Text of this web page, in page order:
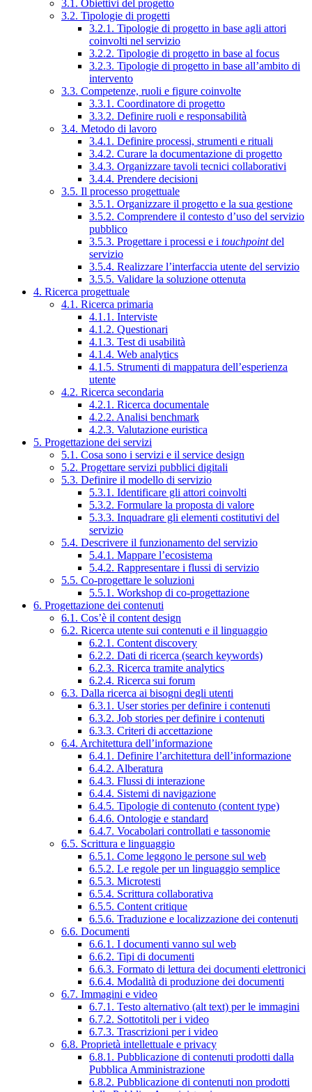
3.1. Obiettivi del progetto
3.2. Tipologie di progetti
3.2.1. Tipologie di progetto in base agli attori
coinvolti nel servizio
3.2.2. Tipologie di progetto in base al focus
3.2.3. Tipologie di progetto in base all’ambito di
intervento
3.3. Competenze, ruoli e figure coinvolte
3.3.1. Coordinatore di progetto
3.3.2. Definire ruoli e responsabilità
3.4. Metodo di lavoro
3.4.1. Definire processi, strumenti e rituali
3.4.2. Curare la documentazione di progetto
3.4.3. Organizzare tavoli tecnici collaborativi
3.4.4. Prendere decisioni
3.5. Il processo progettuale
3.5.1. Organizzare il progetto e la sua gestione
3.5.2. Comprendere il contesto d’uso del servizio
pubblico
3.5.3. Progettare i processi e i touchpointdel
servizio
3.5.4. Realizzare l’interfaccia utente del servizio
3.5.5. Validare la soluzione ottenuta
4. Ricerca progettuale
4.1. Ricerca primaria
4.1.1. Interviste
4.1.2. Questionari
4.1.3. Test di usabilità
4.1.4. Web analytics
4.1.5. Strumenti di mappatura dell’esperienza
utente
4.2. Ricerca secondaria
4.2.1. Ricerca documentale
4.2.2. Analisi benchmark
4.2.3. Valutazione euristica
5. Progettazione dei servizi
5.1. Cosa sono i servizi e il service design
5.2. Progettare servizi pubblici digitali
5.3. Definire il modello di servizio
5.3.1. Identificare gli attori coinvolti
5.3.2. Formulare la proposta di valore
5.3.3. Inquadrare gli elementi costitutivi del
servizio
5.4. Descrivere il funzionamento del servizio
5.4.1. Mappare l’ecosistema
5.4.2. Rappresentare i flussi di servizio
5.5. Co-progettare le soluzioni
5.5.1. Workshop di co-progettazione
6. Progettazione dei contenuti
6.1. Cos’è il content design
6.2. Ricerca utente sui contenuti e il linguaggio
6.2.1. Content discovery
6.2.2. Dati di ricerca (search keywords)
6.2.3. Ricerca tramite analytics
6.2.4. Ricerca sui forum
6.3. Dalla ricerca ai bisogni degli utenti
6.3.1. User stories per definire i contenuti
6.3.2. Job stories per definire i contenuti
6.3.3. Criteri di accettazione
6.4. Architettura dell’informazione
6.4.1. Definire l’architettura dell’informazione
6.4.2. Alberatura
6.4.3. Flussi di interazione
6.4.4. Sistemi di navigazione
6.4.5. Tipologie di contenuto (content type)
6.4.6. Ontologie e standard
6.4.7. Vocabolari controllati e tassonomie
6.5. Scrittura e linguaggio
6.5.1. Come leggono le persone sul web
6.5.2. Le regole per un linguaggio semplice
6.5.3. Microtesti
6.5.4. Scrittura collaborativa
6.5.5. Content critique
6.5.6. Traduzione e localizzazione dei contenuti
6.6. Documenti
6.6.1. I documenti vanno sul web
6.6.2. Tipi di documenti
6.6.3. Formato di lettura dei documenti elettronici
6.6.4. Modalità di produzione dei documenti
6.7. Immagini e video
6.7.1. Testo alternativo (alt text) per le immagini
6.7.2. Sottotitoli per i video
6.7.3. Trascrizioni per i video
6.8. Proprietà intellettuale e privacy
6.8.1. Pubblicazione di contenuti prodotti dalla
Pubblica Amministrazione
6.8.2. Pubblicazione di contenuti non prodotti